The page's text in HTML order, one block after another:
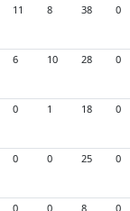
11 8 38 0
6 10 28 0
0 1 18 0
0 0 25 0
0 0 8 0